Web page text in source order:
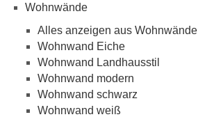
Wohnwände
Alles anzeigen aus Wohnwände
Wohnwand Eiche
Wohnwand Landhausstil
Wohnwand modern
Wohnwand schwarz
Wohnwand weiß